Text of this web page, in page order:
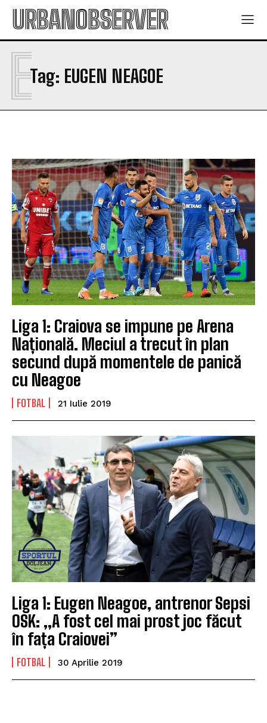
URBANOBSERVER
Tag: EUGEN NEAGOE
E
Liga 1: Craiova se impune pe Arena
Națională. Meciul a trecut în plan
secund după momentele de panică
cu Neagoe
FOTBAL 21 Iulie 2019
Liga 1: Eugen Neagoe, antrenor Sepsi
OSK: „A fost cel mai prost joc făcut
în fața Craiovei”
FOTBAL 30 Aprilie 2019